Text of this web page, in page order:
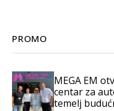
PROMO
MEGA EM
centar za
temelj